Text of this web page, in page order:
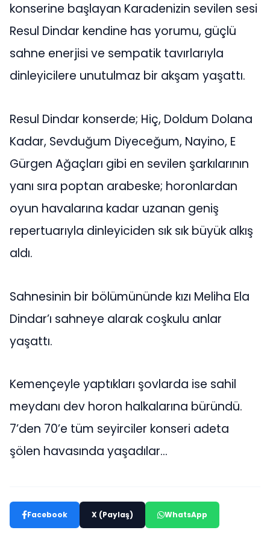
konserine başlayan Karadenizin sevilen sesi
Resul Dindar kendine has yorumu, güçlü
sahne enerjisi ve sempatik tavırlarıyla
dinleyicilere unutulmaz bir akşam yaşattı.
Resul Dindar konserde; Hiç, Doldum Dolana
Kadar, Sevduğum Diyeceğum, Nayino, E
Gürgen Ağaçları gibi en sevilen şarkılarının
yanı sıra poptan arabeske; horonlardan
oyun havalarına kadar uzanan geniş
repertuarıyla dinleyiciden sık sık büyük alkış
aldı.
Sahnesinin bir bölümününde kızı Meliha Ela
Dindar’ı sahneye alarak coşkulu anlar
yaşattı.
Kemençeyle yaptıkları şovlarda ise sahil
meydanı dev horon halkalarına büründü.
7’den 70’e tüm seyirciler konseri adeta
şölen havasında yaşadılar…
Facebook X (Paylaş) WhatsApp